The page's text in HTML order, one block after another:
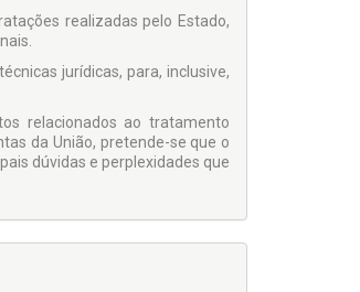
realizadas pelo Estado,
jurídicas, para, inclusive,
relacionados ao tratamento
da União, pretende-se que o
dúvidas e perplexidades que